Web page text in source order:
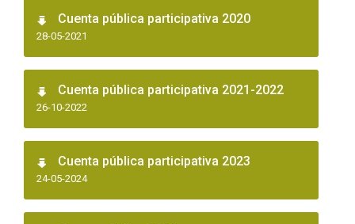
Cuenta pública participativa 2020
28-05-2021
Cuenta pública participativa 2021-2022
26-10-2022
Cuenta pública participativa 2023
24-05-2024